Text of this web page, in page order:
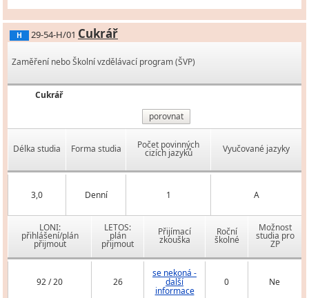
H 29-54-H/01 Cukrář
Zaměření nebo Školní vzdělávací program (ŠVP)
Cukrář
porovnat
Délka studia Forma studia Počet povinných
cizích jazyků Vyučované jazyky
3,0 Denní 1 A
LONI:
přihlášení/plán
přijmout
LETOS:
plán
přijmout
Přijímací
zkouška
Roční
školné
Možnost
studia pro
ZP
92 / 20 26
se nekoná -
další
informace
0 Ne